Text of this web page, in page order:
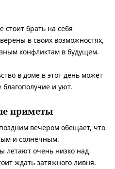
брать на себя
в своих возможностях,
конфликтам в будущем.
в доме в этот день может
благополучие и уют.
приметы
вечером обещает, что
и солнечным.
летают очень низко над
ждать затяжного ливня.